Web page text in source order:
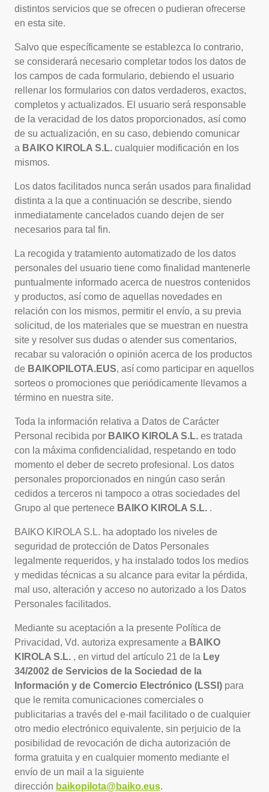
distintos servicios que se ofrecen o pudieran ofrecerse
en esta site.
Salvo que específicamente se establezca lo contrario,
se considerará necesario completar todos los datos de
los campos de cada formulario, debiendo el usuario
rellenar los formularios con datos verdaderos, exactos,
completos y actualizados. El usuario será responsable
de la veracidad de los datos proporcionados, así como
de su actualización, en su caso, debiendo comunicar
a BAIKO KIROLA S.L. cualquier modificación en los
mismos.
Los datos facilitados nunca serán usados para finalidad
distinta a la que a continuación se describe, siendo
inmediatamente cancelados cuando dejen de ser
necesarios para tal fin.
La recogida y tratamiento automatizado de los datos
personales del usuario tiene como finalidad mantenerle
puntualmente informado acerca de nuestros contenidos
y productos, así como de aquellas novedades en
relación con los mismos, permitir el envío, a su previa
solicitud, de los materiales que se muestran en nuestra
site y resolver sus dudas o atender sus comentarios,
recabar su valoración o opinión acerca de los productos
de BAIKOPILOTA.EUS, así como participar en aquellos
sorteos o promociones que periódicamente llevamos a
término en nuestra site.
Toda la información relativa a Datos de Carácter
Personal recibida por BAIKO KIROLA S.L. es tratada
con la máxima confidencialidad, respetando en todo
momento el deber de secreto profesional. Los datos
personales proporcionados en ningún caso serán
cedidos a terceros ni tampoco a otras sociedades del
Grupo al que pertenece BAIKO KIROLA S.L. .
BAIKO KIROLA S.L. ha adoptado los niveles de
seguridad de protección de Datos Personales
legalmente requeridos, y ha instalado todos los medios
y medidas técnicas a su alcance para evitar la pérdida,
mal uso, alteración y acceso no autorizado a los Datos
Personales facilitados.
Mediante su aceptación a la presente Política de
Privacidad, Vd. autoriza expresamente a BAIKO
KIROLA S.L. , en virtud del artículo 21 de la Ley
34/2002 de Servicios de la Sociedad de la
Información y de Comercio Electrónico (LSSI) para
que le remita comunicaciones comerciales o
publicitarias a través del e-mail facilitado o de cualquier
otro medio electrónico equivalente, sin perjuicio de la
posibilidad de revocación de dicha autorización de
forma gratuita y en cualquier momento mediante el
envío de un mail a la siguiente
dirección baikopilota@baiko.eus.